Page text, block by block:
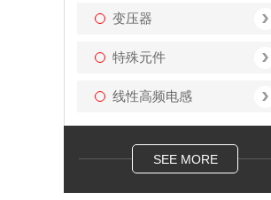
变压器
特殊元件
线性高频电感
SEE MORE